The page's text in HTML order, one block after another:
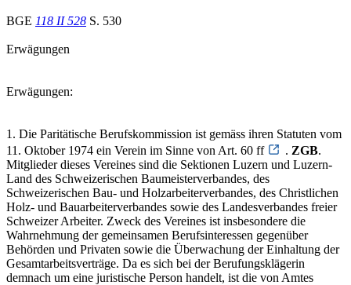
BGE 118 II 528 S. 530
Erwägungen
Erwägungen:
1. Die Paritätische Berufskommission ist gemäss ihren Statuten vom
11. Oktober 1974 ein Verein im Sinne von Art. 60 ff
. ZGB.
Mitglieder dieses Vereines sind die Sektionen Luzern und Luzern-
Land des Schweizerischen Baumeisterverbandes, des
Schweizerischen Bau- und Holzarbeiterverbandes, des Christlichen
Holz- und Bauarbeiterverbandes sowie des Landesverbandes freier
Schweizer Arbeiter. Zweck des Vereines ist insbesondere die
Wahrnehmung der gemeinsamen Berufsinteressen gegenüber
Behörden und Privaten sowie die Überwachung der Einhaltung der
Gesamtarbeitsverträge. Da es sich bei der Berufungsklägerin
demnach um eine juristische Person handelt, ist die von Amtes